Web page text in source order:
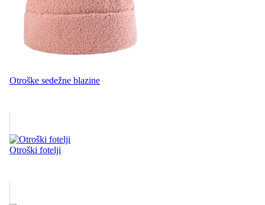
Otroške sedežne blazine
Otroški fotelji